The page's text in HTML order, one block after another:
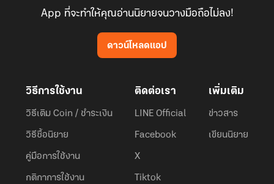
App ที่จะทำให้คุณอ่านนิยายจนวางมือถือไม่ลง!
ดาวน์โหลดแอป
วิธีการใช้งาน
วิธีเติม Coin / ชำระเงิน
วิธีซื้อนิยาย
คู่มือการใช้งาน
กติกาการใช้งาน
ติดต่อเรา
LINE Official
Facebook
X
Tiktok
เพิ่มเติม
ข่าวสาร
เขียนนิยาย